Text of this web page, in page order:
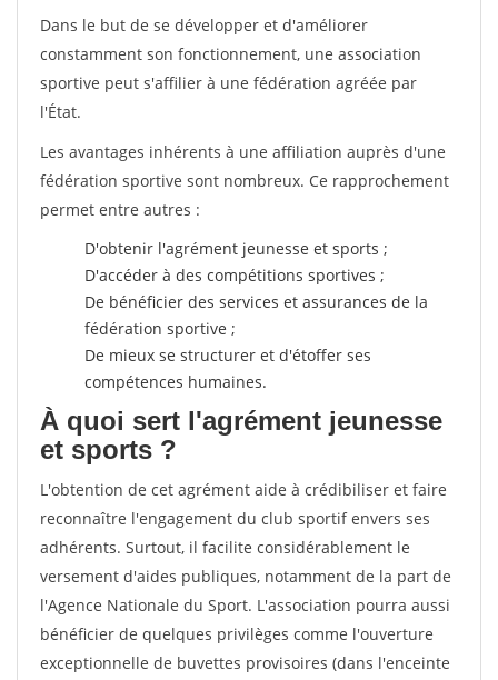
Dans le but de se développer et d'améliorer
constamment son fonctionnement, une association
sportive peut s'affilier à une fédération agréée par
l'État.
Les avantages inhérents à une affiliation auprès d'une
fédération sportive sont nombreux. Ce rapprochement
permet entre autres :
D'obtenir l'agrément jeunesse et sports ;
D'accéder à des compétitions sportives ;
De bénéficier des services et assurances de la
fédération sportive ;
De mieux se structurer et d'étoffer ses
compétences humaines.
À quoi sert l'agrément jeunesse
et sports ?
L'obtention de cet agrément aide à crédibiliser et faire
reconnaître l'engagement du club sportif envers ses
adhérents. Surtout, il facilite considérablement le
versement d'aides publiques, notamment de la part de
l'Agence Nationale du Sport. L'association pourra aussi
bénéficier de quelques privilèges comme l'ouverture
exceptionnelle de buvettes provisoires (dans l'enceinte